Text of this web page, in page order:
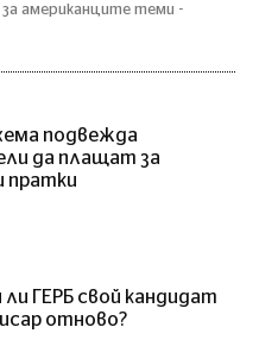
американците теми -
подвежда
да плащат за
пратки
ГЕРБ свой кандидат
отново?